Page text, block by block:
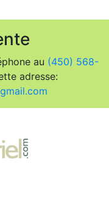
au (450) 568-
adresse: